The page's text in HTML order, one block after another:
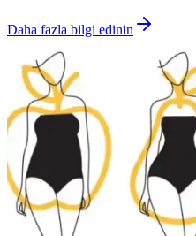
Daha fazla bilgi edinin